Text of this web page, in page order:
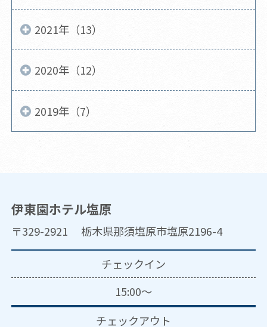
2021年（13）
2020年（12）
2019年（7）
伊東園ホテル塩原
〒329-2921 栃木県那須塩原市塩原2196-4
チェックイン
15:00～
チェックアウト